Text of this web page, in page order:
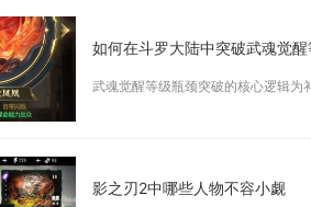
如何在斗罗大陆中突破武魂觉
武魂觉醒等级瓶颈突破的核心逻辑为
影之刃2中哪些人物不容小觑